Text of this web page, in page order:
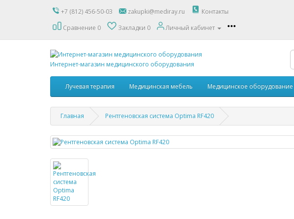
+7 (812) 456-50-03 zakupki@mediray.ru
Контакты
Сравнение 0 Закладки 0 Личный кабинет
Интернет-магазин медицинского оборудования
Лучевая терапия Медицинская мебель Медицинское оборудование
Главная Рентгеновская система Optima RF420